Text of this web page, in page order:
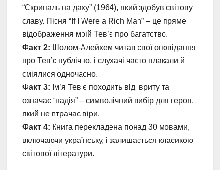
“Скрипаль на даху” (1964), який здобув світову
славу. Пісня “If I Were a Rich Man” – це пряме
відображення мрій Тев’є про багатство.
Факт 2: Шолом-Алейхем читав свої оповідання
про Тев’є публічно, і слухачі часто плакали й
сміялися одночасно.
Факт 3: Ім’я Тев’є походить від івриту та
означає “надія” – символічний вибір для героя,
який не втрачає віри.
Факт 4: Книга перекладена понад 30 мовами,
включаючи українську, і залишається класикою
світової літератури.